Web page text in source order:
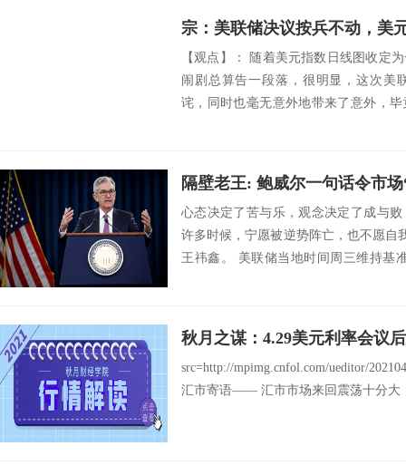
【观点】： 随着美元指数日线图收定
闹剧总算告一段落，很明显，这次美
诧，同时也毫无意外地带来了意外，
心态决定了苦与乐，观念决定了成与
许多时候，宁愿被逆势阵亡，也不愿自
王祎鑫。 美联储当地时间周三维持基
src=http://mpimg.cnfol.com/ueditor/
汇市寄语—— 汇市市场来回震荡十分大